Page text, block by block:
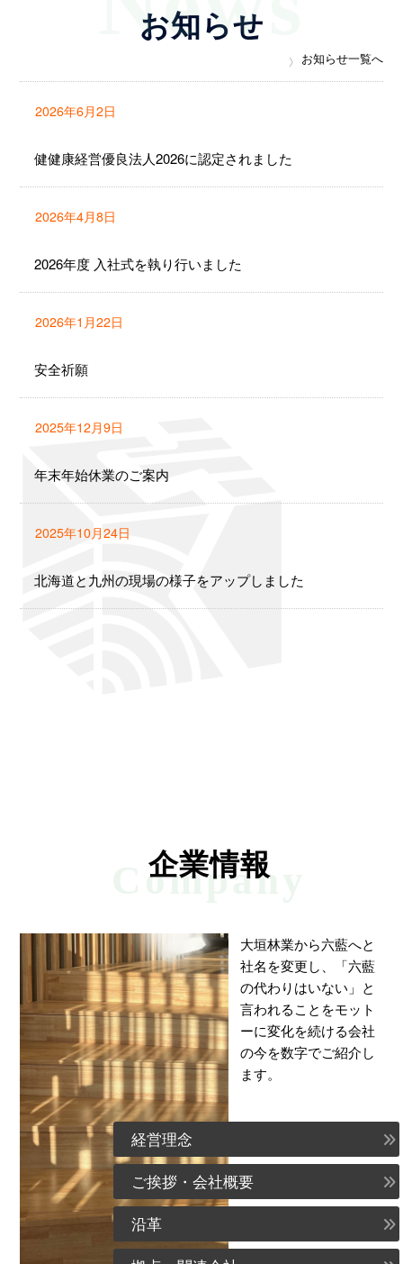
お知らせ
2026年6月2日
健健康経営優良法人2026に認定されました
2026年4月8日
2026年度 入社式を執り行いました
2026年1月22日
安全祈願
2025年12月9日
年末年始休業のご案内
2025年10月24日
北海道と九州の現場の様子をアップしました
お知らせ一覧へ
Company
企業情報
経営理念
ご挨拶・会社概要
沿革
大垣林業から六藍へと
社名を変更し、「六藍
の代わりはいない」と
言われることをモット
ーに変化を続ける会社
の今を数字でご紹介し
ます。